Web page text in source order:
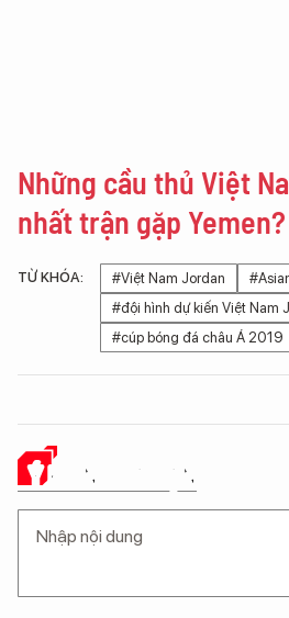
Những cầu thủ Việt
nhất trận gặp Yemen?
TỪ KHÓA: #Việt Nam Jordan
#đội hình dự kiến Việt Nam
#cúp bóng đá châu Á 2019
Ý KIẾN CỦA BẠN